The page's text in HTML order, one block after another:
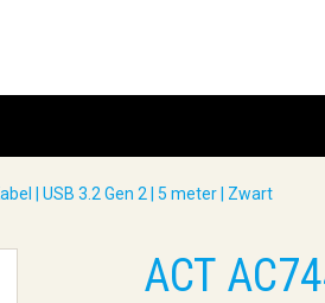
| USB 3.2 Gen 2 | 5 meter | Zwart
ACT